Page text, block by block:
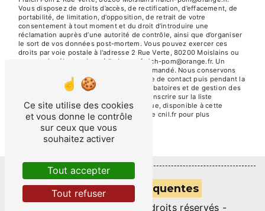
Vous disposez de droits d’accès, de rectification, d’effacement, de
portabilité, de limitation, d’opposition, de retrait de votre
consentement à tout moment et du droit d’introduire une
réclamation auprès d’une autorité de contrôle, ainsi que d’organiser
le sort de vos données post-mortem. Vous pouvez exercer ces
droits par voie postale à l'adresse 2 Rue Verte, 80200 Moislains ou
par courrier électronique à l'adresse fraich-pom@orange.fr. Un
justificatif d'identité pourra vous être demandé. Nous conservons
vos données pendant la période de prise de contact puis pendant la
durée de prescription légale aux fins probatoires et de gestion des
contentieux. Vous avez le droit de vous inscrire sur la liste
d'opposition au démarchage téléphonique, disponible à cette
adresse: Bloctel.gouv.fr . Consultez le site cnil.fr pour plus
Recherches fréquentes
- 2026 - Tous droits réservés -
Ce site utilise des cookies
et vous donne le contrôle
sur ceux que vous
souhaitez activer
Tout accepter
Tout refuser